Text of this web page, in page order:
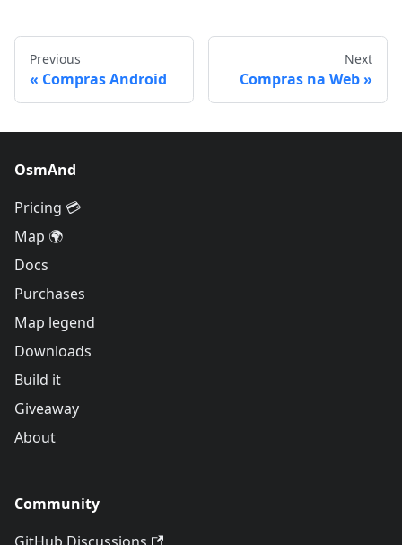
Previous
Compras Android
Next
Compras na Web
OsmAnd
Pricing 💳
Map 🌍
Docs
Purchases
Map legend
Downloads
Build it
Giveaway
About
Community